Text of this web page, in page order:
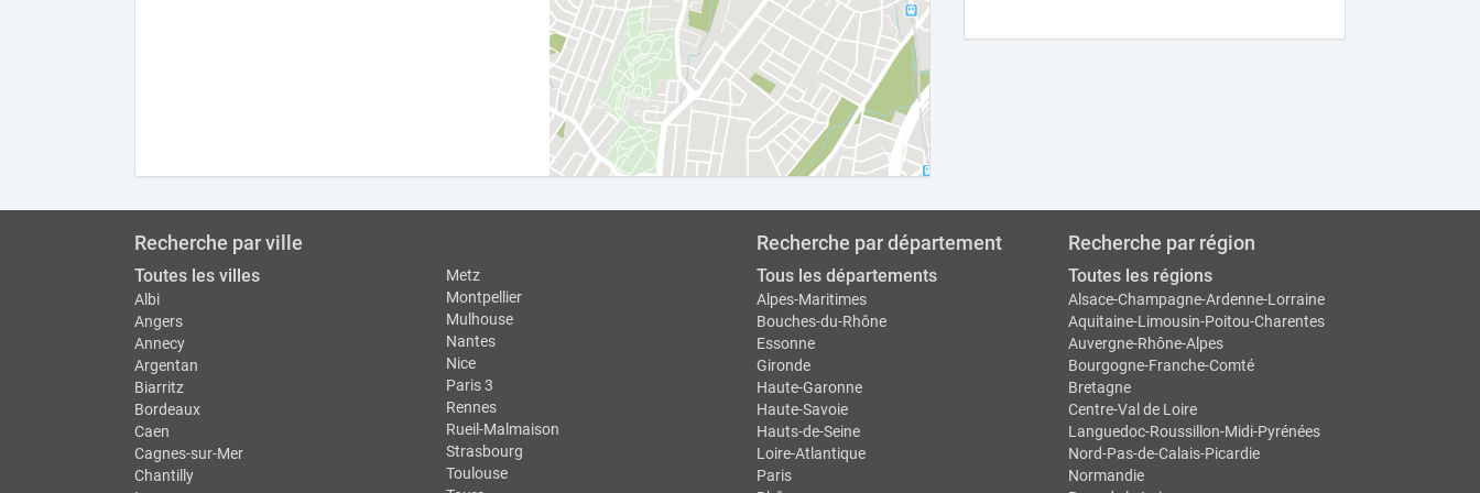
Recherche par ville
Toutes les villes
Albi
Angers
Annecy
Argentan
Biarritz
Bordeaux
Caen
Cagnes-sur-Mer
Chantilly
Metz
Montpellier
Mulhouse
Nantes
Nice
Paris 3
Rennes
Rueil-Malmaison
Strasbourg
Toulouse
Recherche par département
Tous les départements
Alpes-Maritimes
Bouches-du-Rhône
Essonne
Gironde
Haute-Garonne
Haute-Savoie
Hauts-de-Seine
Loire-Atlantique
Paris
Recherche par région
Toutes les régions
Alsace-Champagne-Ardenne-Lorraine
Aquitaine-Limousin-Poitou-Charentes
Auvergne-Rhône-Alpes
Bourgogne-Franche-Comté
Bretagne
Centre-Val de Loire
Languedoc-Roussillon-Midi-Pyrénées
Nord-Pas-de-Calais-Picardie
Normandie